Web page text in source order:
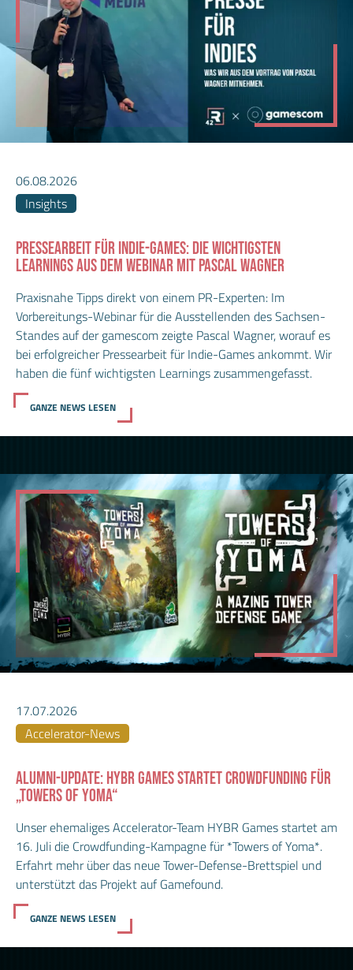
06.08.2026
Insights
PRESSEARBEIT FÜR INDIE-GAMES: DIE WICHTIGSTEN
LEARNINGS AUS DEM WEBINAR MIT PASCAL WAGNER
Praxisnahe Tipps direkt von einem PR-Experten: Im
Vorbereitungs-Webinar für die Ausstellenden des Sachsen-
Standes auf der gamescom zeigte Pascal Wagner, worauf es
bei erfolgreicher Pressearbeit für Indie-Games ankommt. Wir
haben die fünf wichtigsten Learnings zusammengefasst.
GANZE NEWS LESEN
17.07.2026
Accelerator-News
ALUMNI-UPDATE: HYBR GAMES STARTET CROWDFUNDING FÜR
„TOWERS OF YOMA“
Unser ehemaliges Accelerator-Team HYBR Games startet am
16. Juli die Crowdfunding-Kampagne für *Towers of Yoma*.
Erfahrt mehr über das neue Tower-Defense-Brettspiel und
unterstützt das Projekt auf Gamefound.
GANZE NEWS LESEN